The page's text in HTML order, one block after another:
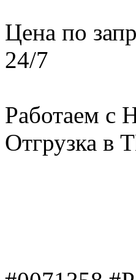
Цена по
24/7
Работаем с
Отгрузка в